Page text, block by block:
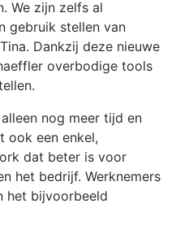
We zijn zelfs al
gebruik stellen van
Dankzij deze nieuwe
overbodige tools
nog meer tijd en
ook een enkel,
dat beter is voor
het bedrijf. Werknemers
het bijvoorbeeld